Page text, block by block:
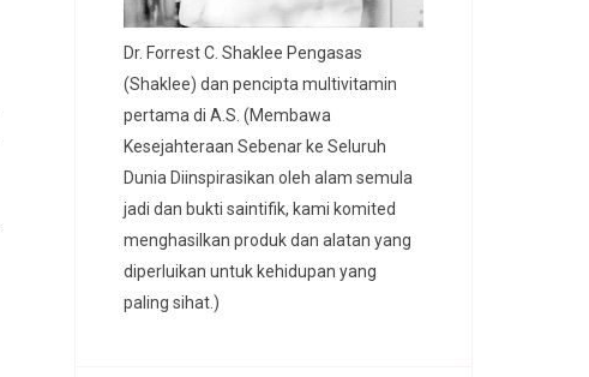
Dr. Forrest C. Shaklee Pengasas
(Shaklee) dan pencipta multivitamin
pertama di A.S. (Membawa
Kesejahteraan Sebenar ke Seluruh
Dunia Diinspirasikan oleh alam semula
jadi dan bukti saintifik, kami komited
menghasilkan produk dan alatan yang
diperluikan untuk kehidupan yang
paling sihat.)